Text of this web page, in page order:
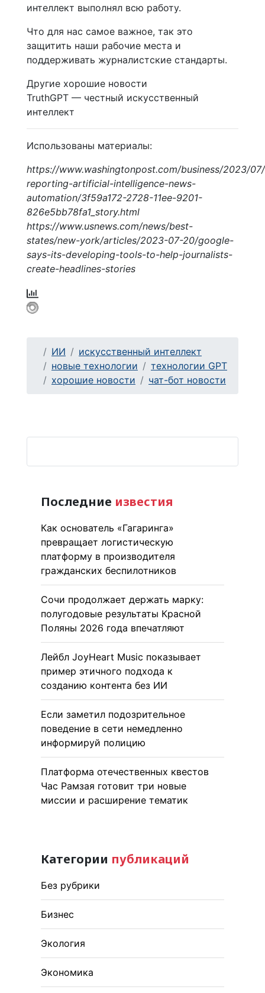
интеллект выполнял всю работу.
Что для нас самое важное, так это
защитить наши рабочие места и
поддерживать журналистские стандарты.
Другие хорошие новости
TruthGPT — честный искусственный
интеллект
Использованы материалы:
https://www.washingtonpost.com/business/2023/
reporting-artificial-intelligence-news-
automation/3f59a172-2728-11ee-9201-
826e5bb78fa1_story.html
https://www.usnews.com/news/best-
states/new-york/articles/2023-07-20/google-
says-its-developing-tools-to-help-journalists-
create-headlines-stories
ИИ
искусственный интеллект
новые технологии
технологии GPT
хорошие новости
чат-бот новости
Последние известия
Как основатель «Гагаринга»
превращает логистическую
платформу в производителя
гражданских беспилотников
Сочи продолжает держать марку:
полугодовые результаты Красной
Поляны 2026 года впечатляют
Лейбл JoyHeart Music показывает
пример этичного подхода к
созданию контента без ИИ
Если заметил подозрительное
поведение в сети немедленно
информируй полицию
Платформа отечественных квестов
Час Рамзая готовит три новые
миссии и расширение тематик
Категории публикаций
Без рубрики
Бизнес
Экология
Экономика